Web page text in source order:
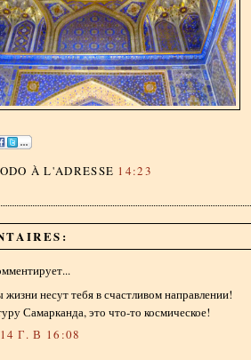
À L'ADRESSE 14:23
несут тебя в счастливом направлении!
Самарканда, это что-то космическое!
Г. В 16:08